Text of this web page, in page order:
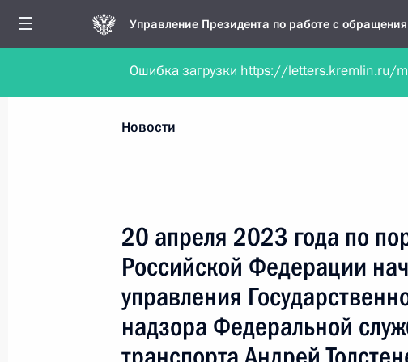
Управление Президента по работе с
Обратиться в форме электронного документа
Все новости
Все руководители, регионы, города и темы
Новости
20 апреля 2023 года по
Российской Федерации
управления
надзора Федеральной
Ошибка загрузки https://letters.kremlin.ru/